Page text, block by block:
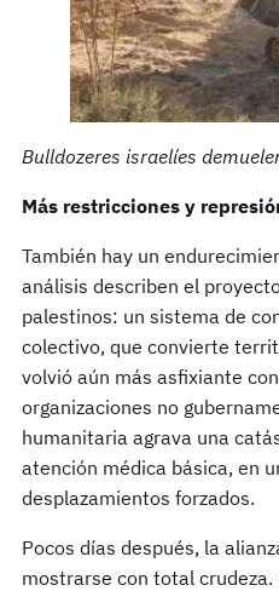
Bulldozeres israelíes
Más restricciones y
También hay un
análisis describen el
palestinos: un sistema de
colectivo, que convierte
volvió aún más asfixiante
organizaciones no
humanitaria agrava una
atención médica básica, en
desplazamientos forzados.
Pocos días después, la
mostrarse con total